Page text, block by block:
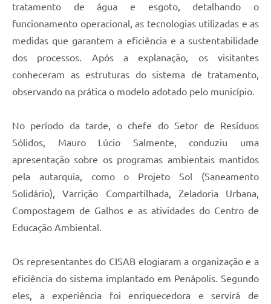
tratamento de água e esgoto, detalhando o
funcionamento operacional, as tecnologias utilizadas e as
medidas que garantem a eficiência e a sustentabilidade
dos processos. Após a explanação, os visitantes
conheceram as estruturas do sistema de tratamento,
observando na prática o modelo adotado pelo município.
No período da tarde, o chefe do Setor de Resíduos
Sólidos, Mauro Lúcio Salmente, conduziu uma
apresentação sobre os programas ambientais mantidos
pela autarquia, como o Projeto Sol (Saneamento
Solidário), Varrição Compartilhada, Zeladoria Urbana,
Compostagem de Galhos e as atividades do Centro de
Educação Ambiental.
Os representantes do CISAB elogiaram a organização e a
eficiência do sistema implantado em Penápolis. Segundo
eles, a experiência foi enriquecedora e servirá de